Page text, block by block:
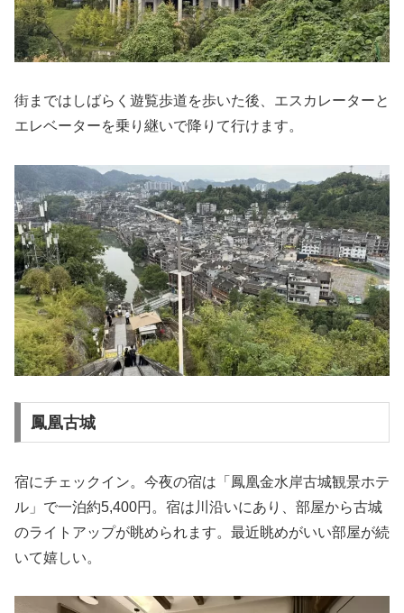
街まではしばらく遊覧歩道を歩いた後、エスカレーターと
エレベーターを乗り継いで降りて行けます。
鳳凰古城
宿にチェックイン。今夜の宿は「鳳凰金水岸古城観景ホテ
ル」で一泊約5,400円。宿は川沿いにあり、部屋から古城
のライトアップが眺められます。最近眺めがいい部屋が続
いて嬉しい。